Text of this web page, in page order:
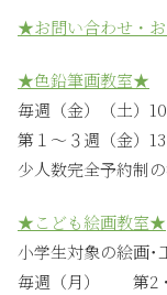
★お問い合わせ・
★色鉛筆画教室★
毎週（金）（土）
第１〜３週（金）
少人数完全予約制
★こども絵画教室★
小学生対象の絵画･
毎週（月） 第2